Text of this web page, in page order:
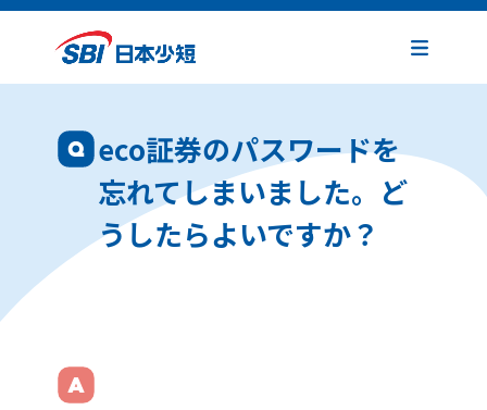
eco証券のパスワードを
忘れてしまいました。ど
うしたらよいですか？